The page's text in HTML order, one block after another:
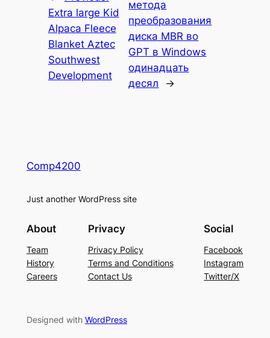
Extra large Kid
Alpaca Fleece
Blanket Aztec
Southwest
Development
метода
преобразования
диска MBR во
GPT в Windows
одинадцать
десял
→
Comp4200
Just another WordPress site
About
Team
History
Careers
Privacy
Privacy Policy
Terms and Conditions
Contact Us
Social
Facebook
Instagram
Twitter/X
Designed with WordPress